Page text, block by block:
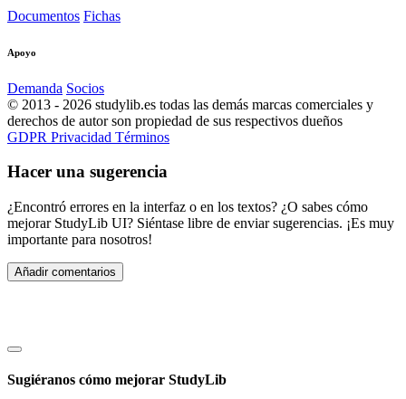
Documentos Fichas
Apoyo
Demanda Socios
© 2013 - 2026 studylib.es todas las demás marcas comerciales y
derechos de autor son propiedad de sus respectivos dueños
GDPR Privacidad Términos
Hacer una sugerencia
¿Encontró errores en la interfaz o en los textos? ¿O sabes cómo
mejorar StudyLib UI? Siéntase libre de enviar sugerencias. ¡Es muy
importante para nosotros!
Añadir comentarios
Sugiéranos cómo mejorar StudyLib